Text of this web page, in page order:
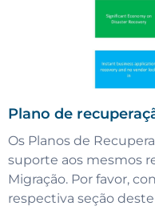
Plano de
Os Planos de
suporte aos mesmos
Migração. Por favor,
respectiva seção